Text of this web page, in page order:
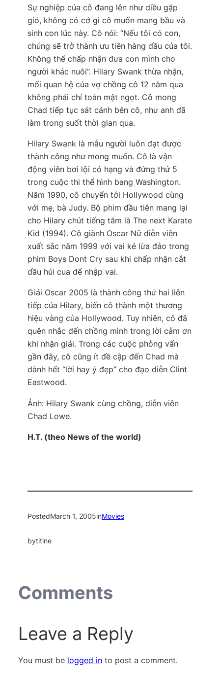
Sự nghiệp của cô đang lên như diều gặp
gió, không có cớ gì cô muốn mang bầu và
sinh con lúc này. Cô nói: “Nếu tôi có con,
chúng sẽ trở thành ưu tiên hàng đầu của tôi.
Không thể chấp nhận đưa con mình cho
người khác nuôi”. Hilary Swank thừa nhận,
mối quan hệ của vợ chồng cô 12 năm qua
không phải chỉ toàn mật ngọt. Cô mong
Chad tiếp tục sát cánh bên cô, như anh đã
làm trong suốt thời gian qua.
Hilary Swank là mẫu người luôn đạt được
thành công như mong muốn. Cô là vận
động viên bơi lội có hạng và đứng thứ 5
trong cuộc thi thể hình bang Washington.
Năm 1990, cô chuyển tới Hollywood cùng
với mẹ, bà Judy. Bộ phim đầu tiên mang lại
cho Hilary chút tiếng tăm là The next Karate
Kid (1994). Cô giành Oscar Nữ diễn viên
xuất sắc năm 1999 với vai kẻ lừa đảo trong
phim Boys Dont Cry sau khi chấp nhận cắt
đầu húi cua để nhập vai.
Giải Oscar 2005 là thành công thứ hai liên
tiếp của Hilary, biến cô thành một thương
hiệu vàng của Hollywood. Tuy nhiên, cô đã
quên nhắc đến chồng mình trong lời cảm ơn
khi nhận giải. Trong các cuộc phỏng vấn
gần đây, cô cũng ít đề cập đến Chad mà
dành hết “lời hay ý đẹp” cho đạo diễn Clint
Eastwood.
Ảnh: Hilary Swank cùng chồng, diễn viên
Chad Lowe.
H.T. (theo News of the world)
PostedMarch 1, 2005inMovies
bytitine
Comments
Leave a Reply
You must be logged into post a comment.